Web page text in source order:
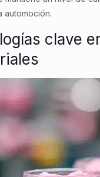
automoción.
clave